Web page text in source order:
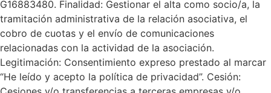
G16883480. Finalidad: Gestionar el alta como socio/a, la
tramitación administrativa de la relación asociativa, el
cobro de cuotas y el envío de comunicaciones
relacionadas con la actividad de la asociación.
Legitimación: Consentimiento expreso prestado al marcar
“He leído y acepto la política de privacidad”. Cesión: